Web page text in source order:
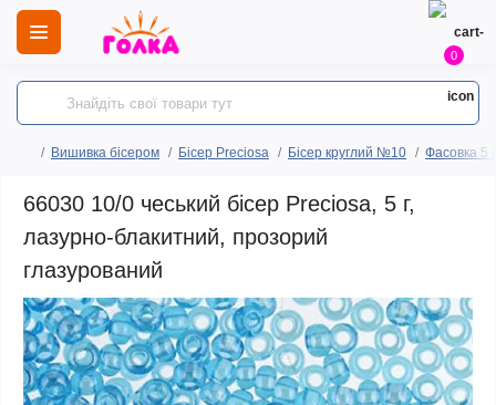
0
Вишивка бісером Бісер Preciosa Бісер круглий №10 Фасовка 5
66030 10/0 чеський бісер Preciosa, 5 г,
лазурно-блакитний, прозорий
глазурований